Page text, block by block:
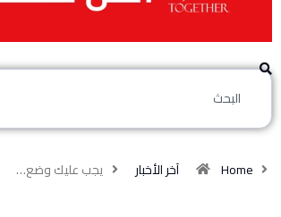
Home آخر الأخبار يجب عليك وضع…